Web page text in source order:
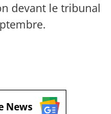
devant le tribunal
News